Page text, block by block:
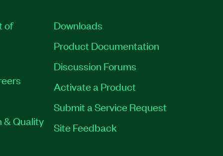
of
& Quality
Downloads
Product Documentation
Discussion Forums
Activate a Product
Submit a Service Request
Site Feedback